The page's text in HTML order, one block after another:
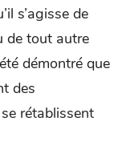
s’agisse de
de tout autre
démontré que
des
rétablissent